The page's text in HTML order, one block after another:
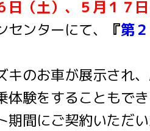
日（土）、５月１７日
ンターにて、
『第
キのお車が展示され
験をすることもでき
期間にご契約いただ